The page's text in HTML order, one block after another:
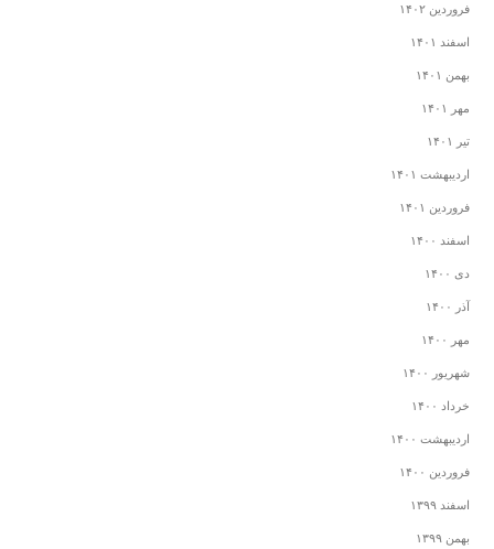
فروردین ۱۴۰۲
اسفند ۱۴۰۱
بهمن ۱۴۰۱
مهر ۱۴۰۱
تیر ۱۴۰۱
اردیبهشت ۱۴۰۱
فروردین ۱۴۰۱
اسفند ۱۴۰۰
دی ۱۴۰۰
آذر ۱۴۰۰
مهر ۱۴۰۰
شهریور ۱۴۰۰
خرداد ۱۴۰۰
اردیبهشت ۱۴۰۰
فروردین ۱۴۰۰
اسفند ۱۳۹۹
بهمن ۱۳۹۹